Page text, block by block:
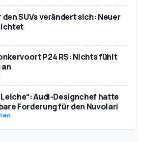
SUVs verändert sich: Neuer
P24 RS: Nichts fühlt
Leiche“: Audi-Designchef hatte
Forderung für den Nuvolari